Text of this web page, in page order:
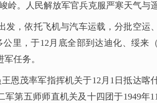
。人民解放军官兵克服严寒天气与
，依托飞机与汽车运载，分批空运
里，于12月底全部到达迪化、绥来
任务。
恩茂率军指挥机关于12月1日抵达喀
第五师师直机关及十四团于1949年